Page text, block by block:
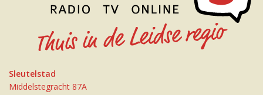
Sleutelstad
Middelstegracht 87A